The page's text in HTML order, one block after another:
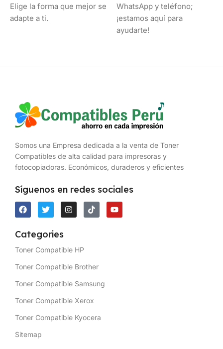
Elige la forma que mejor se
adapte a ti.
WhatsApp y teléfono;
¡estamos aquí para
ayudarte!
Somos una Empresa dedicada a la venta de Toner
Compatibles de alta calidad para impresoras y
fotocopiadoras. Económicos, duraderos y eficientes
Síguenos en redes sociales
Categories
Toner Compatible HP
Toner Compatible Brother
Toner Compatible Samsung
Toner Compatible Xerox
Toner Compatible Kyocera
Sitemap